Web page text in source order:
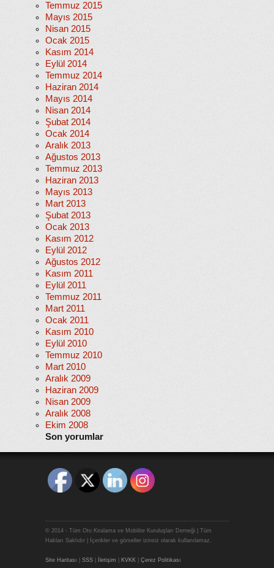
Temmuz 2015
Mayıs 2015
Nisan 2015
Ocak 2015
Kasım 2014
Eylül 2014
Temmuz 2014
Haziran 2014
Mayıs 2014
Nisan 2014
Şubat 2014
Ocak 2014
Aralık 2013
Ağustos 2013
Temmuz 2013
Haziran 2013
Mayıs 2013
Mart 2013
Şubat 2013
Ocak 2013
Kasım 2012
Eylül 2012
Ağustos 2012
Kasım 2011
Eylül 2011
Temmuz 2011
Mart 2011
Ocak 2011
Kasım 2010
Eylül 2010
Temmuz 2010
Mart 2010
Aralık 2009
Haziran 2009
Nisan 2009
Aralık 2008
Ekim 2008
Son yorumlar
© 2014 - Tüm Oto Kiralama ve Mobilite Kuruluşları Derneği | Tüm
Hakları Saklıdır | İçerikler ve görseller izinsiz olarak kullanılamaz.
Site Haritası SSS İletişim KVKK Çerez Politikası